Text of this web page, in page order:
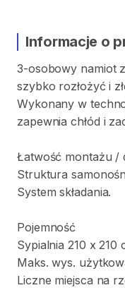
Informacje o
3-osobowy namiot
szybko rozłożyć i
Wykonany w
zapewnia chłód i
Łatwość montażu ​/​
Struktura
System składania.
Pojemność
Sypialnia 210 x 210
Maks. wys.
Liczne miejsca na